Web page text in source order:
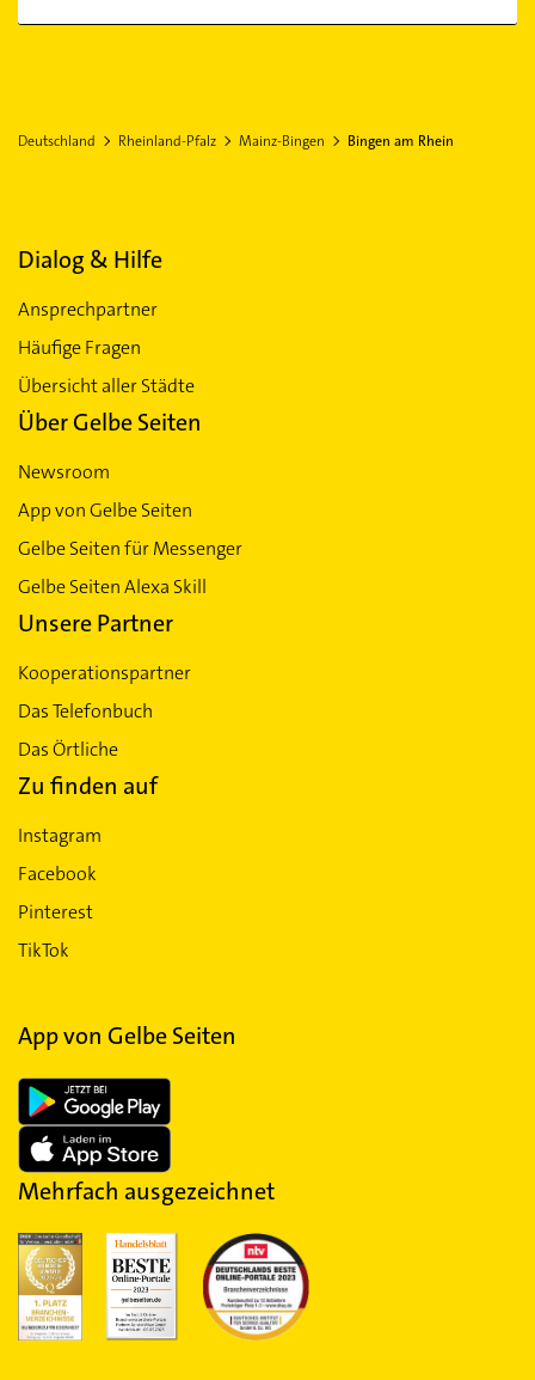
Deutschland Rheinland-Pfalz Mainz-Bingen Bingen am Rhein
Dialog & Hilfe
Ansprechpartner
Häufige Fragen
Übersicht aller Städte
Über Gelbe Seiten
Newsroom
App von Gelbe Seiten
Gelbe Seiten für Messenger
Gelbe Seiten Alexa Skill
Unsere Partner
Kooperationspartner
Das Telefonbuch
Das Örtliche
Zu finden auf
Instagram
Facebook
Pinterest
TikTok
App von Gelbe Seiten
Mehrfach ausgezeichnet